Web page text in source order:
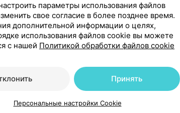
возраста, веса, сердечного выброса
Обычно используется примерно
рентгеноконтрастными
что в некоторых исследованиях
использованием йодиксанола в несколько
и для других рентгеноконтрастных
параметры использования файлов
свое согласие в более позднее время.
дополнительной информации о целях,
использования файлов cookie вы можете
с нашей Политикой обработки файлов cookie
Принять
Персональные настройки Cookie